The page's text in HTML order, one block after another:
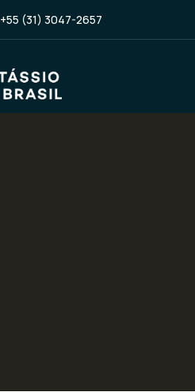
+55 (31) 3047-2657